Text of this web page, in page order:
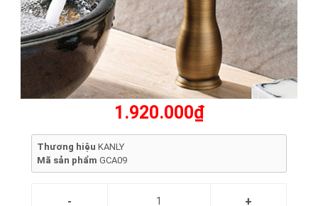
1.920.000₫
Thương hiệu KANLY
Mã sản phẩm GCA09